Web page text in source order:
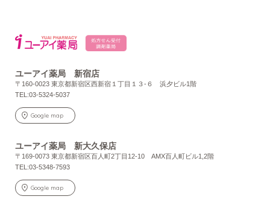
ユーアイ薬局 新宿店
〒160-0023 東京都新宿区西新宿１丁目１３-６ 浜夕ビル1階
TEL:03-5324-5037
Google map
ユーアイ薬局 新大久保店
〒169-0073 東京都新宿区百人町2丁目12-10 AMX百人町ビル1,2階
TEL:03-5348-7593
Google map